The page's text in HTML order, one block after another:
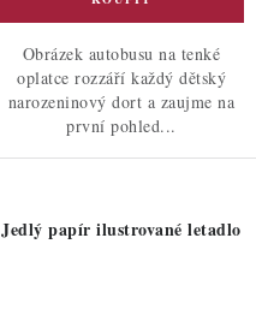
Obrázek autobusu na tenké
oplatce rozzáří každý dětský
narozeninový dort a zaujme na
první pohled...
Jedlý papír ilustrované letadlo